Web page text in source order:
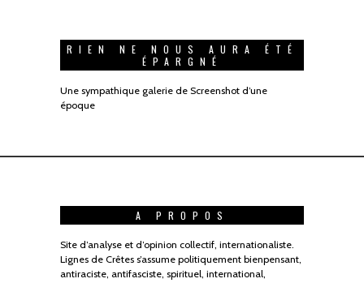
RIEN NE NOUS AURA ÉTÉ
ÉPARGNÉ
Une sympathique galerie de Screenshot d’une
époque
A PROPOS
Site d’analyse et d’opinion collectif, internationaliste.
Lignes de Crêtes s’assume politiquement bienpensant,
antiraciste, antifasciste, spirituel, international,